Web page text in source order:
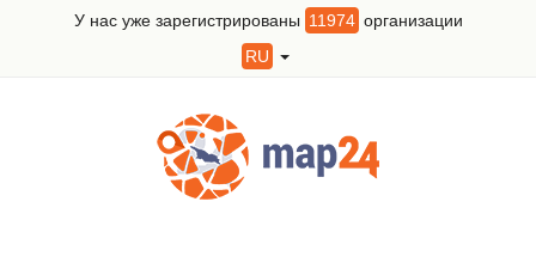
У нас уже зарегистрированы 11974 организации
RU